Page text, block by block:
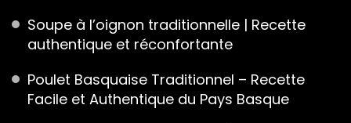
Soupe à l’oignon traditionnelle | Recette
authentique et réconfortante
Poulet Basquaise Traditionnel – Recette
Facile et Authentique du Pays Basque